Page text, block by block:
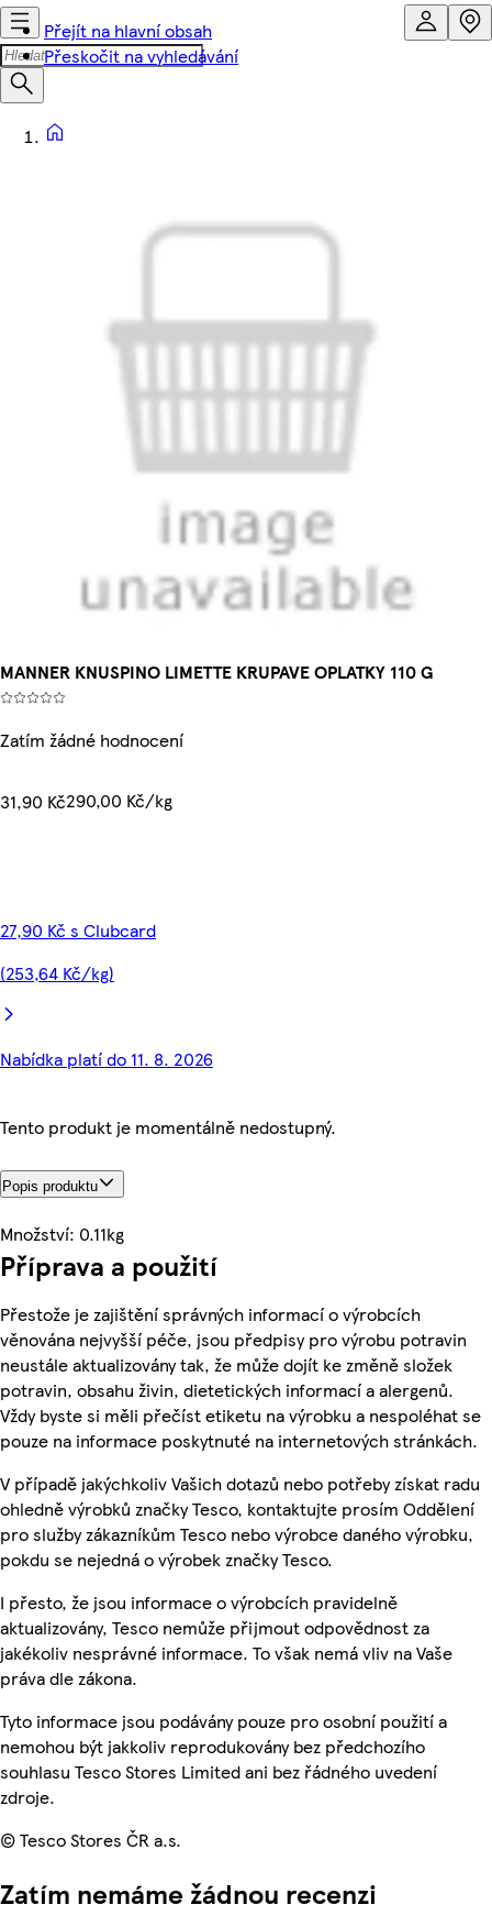
Přejít na hlavní obsah
Přeskočit na vyhledávání
MANNER KNUSPINO LIMETTE KRUPAVE OPLATKY 110 G
Zatím žádné hodnocení
31,90 Kč290,00 Kč/kg
27,90 Kč s Clubcard
(253,64 Kč/kg)
Nabídka platí do 11. 8. 2026
Tento produkt je momentálně nedostupný.
Popis produktu
Množství: 0.11kg
Příprava a použití
Přestože je zajištění správných informací o výrobcích
věnována nejvyšší péče, jsou předpisy pro výrobu potravin
neustále aktualizovány tak, že může dojít ke změně složek
potravin, obsahu živin, dietetických informací a alergenů.
Vždy byste si měli přečíst etiketu na výrobku a nespoléhat se
pouze na informace poskytnuté na internetových stránkách.
V případě jakýchkoliv Vašich dotazů nebo potřeby získat radu
ohledně výrobků značky Tesco, kontaktujte prosím Oddělení
pro služby zákazníkům Tesco nebo výrobce daného výrobku,
pokdu se nejedná o výrobek značky Tesco.
I přesto, že jsou informace o výrobcích pravidelně
aktualizovány, Tesco nemůže přijmout odpovědnost za
jakékoliv nesprávné informace. To však nemá vliv na Vaše
práva dle zákona.
Tyto informace jsou podávány pouze pro osobní použití a
nemohou být jakkoliv reprodukovány bez předchozího
souhlasu Tesco Stores Limited ani bez řádného uvedení
zdroje.
© Tesco Stores ČR a.s.
Zatím nemáme žádnou recenzi